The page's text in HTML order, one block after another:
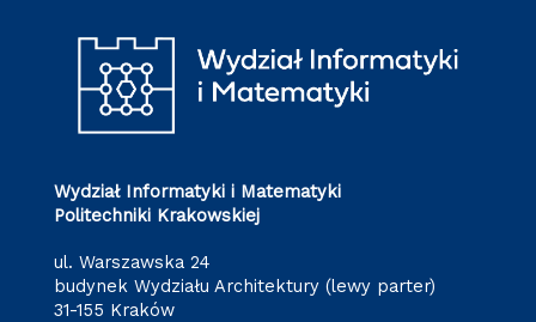
Wydział Informatyki i Matematyki
Politechniki Krakowskiej
ul. Warszawska 24
budynek Wydziału Architektury (lewy parter)
31-155 Kraków